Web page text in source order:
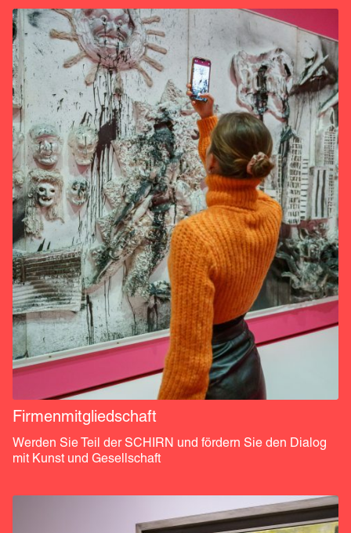
Firmenmitgliedschaft
Werden Sie Teil der SCHIRN und fördern Sie den Dialog
mit Kunst und Gesellschaft